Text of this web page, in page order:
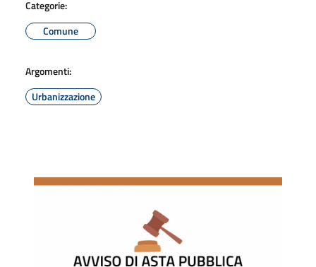
Categorie:
Comune
Argomenti:
Urbanizzazione